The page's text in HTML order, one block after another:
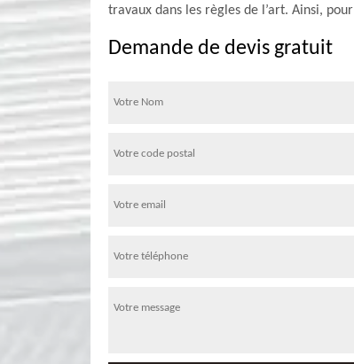
travaux dans les règles de l’art. Ainsi,
Demande de devis gratuit